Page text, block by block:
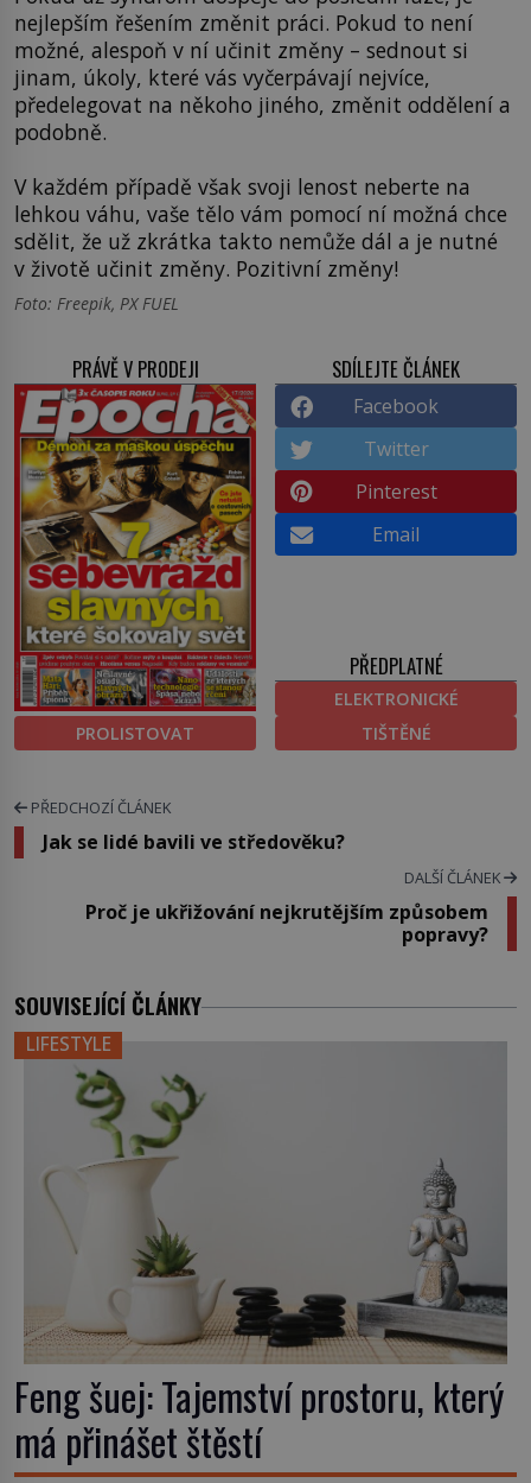
nejlepším řešením změnit práci. Pokud to není
možné, alespoň v ní učinit změny – sednout si
jinam, úkoly, které vás vyčerpávají nejvíce,
předelegovat na někoho jiného, změnit oddělení a
podobně.
V každém případě však svoji lenost neberte na
lehkou váhu, vaše tělo vám pomocí ní možná chce
sdělit, že už zkrátka takto nemůže dál a je nutné
v životě učinit změny. Pozitivní změny!
Foto: Freepik, PX FUEL
PRÁVĚ V PRODEJI
PROLISTOVAT
SDÍLEJTE ČLÁNEK
Facebook
Twitter
Pinterest
Email
PŘEDPLATNÉ
ELEKTRONICKÉ
TIŠTĚNÉ
PŘEDCHOZÍ ČLÁNEK
Jak se lidé bavili ve středověku?
DALŠÍ ČLÁNEK
Proč je ukřižování nejkrutějším způsobem
popravy?
SOUVISEJÍCÍ ČLÁNKY
LIFESTYLE
Feng šuej: Tajemství prostoru, který
má přinášet štěstí